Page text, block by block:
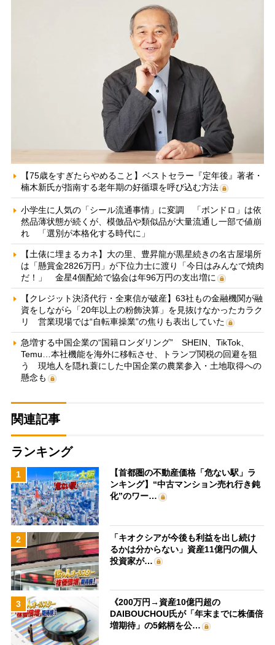
【75歳をすぎたらやめること】ベストセラー『定年後』著者・
楠木新氏が指南する老年期の好循環を呼び込む方法
小学生に人気の「シール流通事情」に変調 「ボンドロ」は依
然品薄状態が続くが、模倣品や類似品が大量流通し一部で値崩
れ 「選別が本格化する時代に」
【土俵に埋まるカネ】大の里、豊昇龍が黒星続きの名古屋場所
は「懸賞金2826万円」が下位力士に渡り「今日はみんなで焼肉
だ！」 金星4個配給で協会は年96万円の支出増に
【クレジット決済代行・全東信が破産】63社もの金融機関が融
資をしながら「20年以上の粉飾決算」を見抜けなかったカラク
リ 営業現場では“自転車操業”の焦りも表出していた
急増する中国企業の“国籍ロンダリング” SHEIN、TikTok、
Temu…本社機能を海外に移転させ、トランプ関税の回避を狙
う 現地人を隠れ蓑にした中国企業の農業参入・土地取得への
懸念も
関連記事
ランキング
1
【首都圏の不動産価格「危ない駅」ラ
ンキング】“中古マンション売れ行き鈍
化”のワー…
2
「キオクシアが今後も利益を出し続け
るかは分からない」資産11億円の個人
投資家が…
3
《200万円→資産10億円超の
DAIBOUCHOU氏が「年末までに株価倍
増期待」の5銘柄を公…